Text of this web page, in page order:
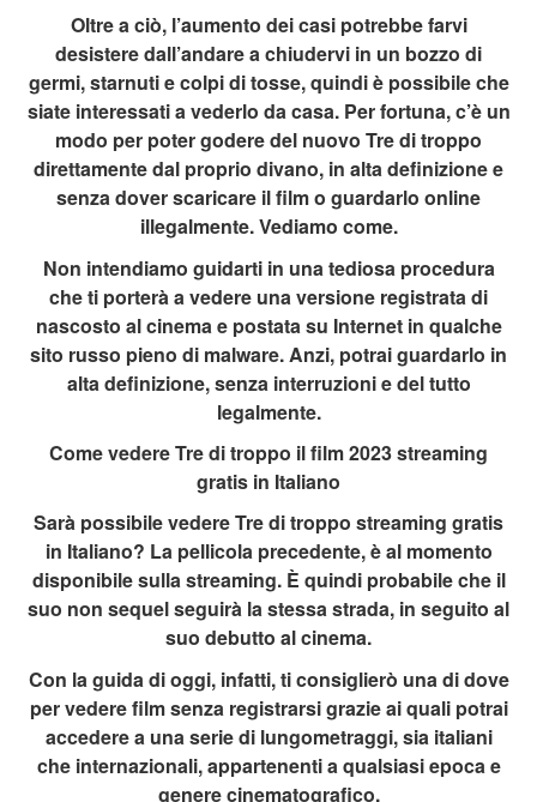
Oltre a ciò, l’aumento dei casi potrebbe farvi
desistere dall’andare a chiudervi in un bozzo di
germi, starnuti e colpi di tosse, quindi è possibile che
siate interessati a vederlo da casa. Per fortuna, c’è un
modo per poter godere del nuovo Tre di troppo
direttamente dal proprio divano, in alta definizione e
senza dover scaricare il film o guardarlo online
illegalmente. Vediamo come.
Non intendiamo guidarti in una tediosa procedura
che ti porterà a vedere una versione registrata di
nascosto al cinema e postata su Internet in qualche
sito russo pieno di malware. Anzi, potrai guardarlo in
alta definizione, senza interruzioni e del tutto
legalmente.
Come vedere Tre di troppo il film 2023 streaming
gratis in Italiano
Sarà possibile vedere Tre di troppo streaming gratis
in Italiano? La pellicola precedente, è al momento
disponibile sulla streaming. È quindi probabile che il
suo non sequel seguirà la stessa strada, in seguito al
suo debutto al cinema.
Con la guida di oggi, infatti, ti consiglierò una di dove
per vedere film senza registrarsi grazie ai quali potrai
accedere a una serie di lungometraggi, sia italiani
che internazionali, appartenenti a qualsiasi epoca e
genere cinematografico.